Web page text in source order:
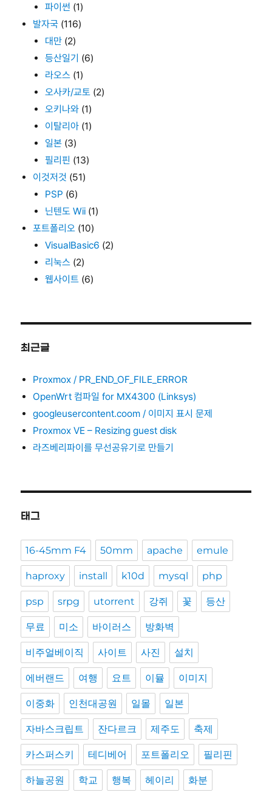
파이썬 (1)
발자국 (116)
대만 (2)
등산일기 (6)
라오스 (1)
오사카/교토 (2)
오키나와 (1)
이탈리아 (1)
일본 (3)
필리핀 (13)
이것저것 (51)
PSP (6)
닌텐도 Wii (1)
포트폴리오 (10)
VisualBasic6 (2)
리눅스 (2)
웹사이트 (6)
최근글
Proxmox / PR_END_OF_FILE_ERROR
OpenWrt 컴파일 for MX4300 (Linksys)
googleusercontent.coom / 이미지 표시 문제
Proxmox VE – Resizing guest disk
라즈베리파이를 무선공유기로 만들기
태그
16-45mm F4 50mm apache emule
haproxy install k10d mysql php
psp srpg utorrent 강쥐 꽃 등산
무료 미소 바이러스 방화벽
비주얼베이직 사이트 사진 설치
에버랜드 여행 요트 이뮬 이미지
이중화 인천대공원 일몰 일본
자바스크립트 잔다르크 제주도 축제
카스퍼스키 테디베어 포트폴리오 필리핀
하늘공원 학교 행복 헤이리 화분